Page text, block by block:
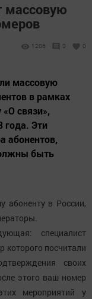
массовую
1206 0 0
массовую
в рамках
связи»,
года. Эти
абонентов,
быть
абоненту в России,
специалист
которого посчитали
своих
этого ваш номер
мероприятий у